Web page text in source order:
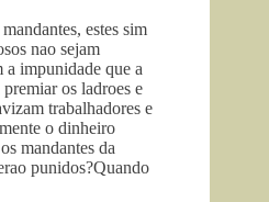
estes sim
nao sejam
a impunidade que a
os ladroes e
trabalhadores e
o dinheiro
mandantes da
punidos?Quando